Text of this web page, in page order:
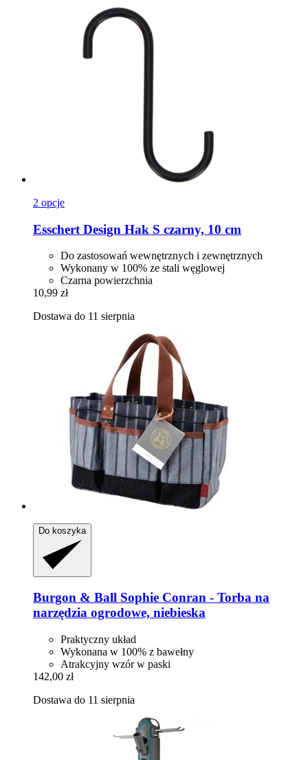
2 opcje
Esschert Design Hak S czarny, 10 cm
Do zastosowań wewnętrznych i zewnętrznych
Wykonany w 100% ze stali węglowej
Czarna powierzchnia
10,99 zł
Dostawa do 11 sierpnia
Do koszyka
Burgon & Ball Sophie Conran -​ Torba na
narzędzia ogrodowe, niebieska
Praktyczny układ
Wykonana w 100% z bawełny
Atrakcyjny wzór w paski
142,00 zł
Dostawa do 11 sierpnia